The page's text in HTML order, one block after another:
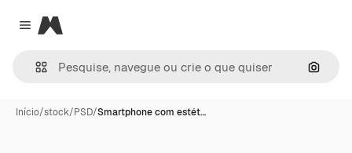
Close menu
Magnific
Início/stock/PSD/Smartphone com estét…